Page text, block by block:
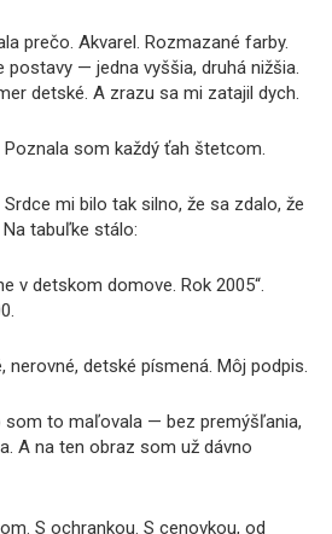
prečo. Akvarel. Rozmazané farby.
postavy — jedna vyššia, druhá nižšia.
detské. A zrazu sa mi zatajil dych.
som každý ťah štetcom.
mi bilo tak silno, že sa zdalo, že
tabuľke stálo:
v detskom domove. Rok 2005“.
detské písmená. Môj podpis.
som to maľovala — bez premýšľania,
A na ten obraz som už dávno
S ochrankou. S cenovkou, od